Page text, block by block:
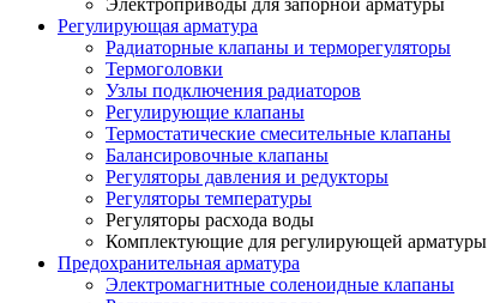
Электроприводы для запорной арматуры
Регулирующая арматура
Радиаторные клапаны и терморегуляторы
Термоголовки
Узлы подключения радиаторов
Регулирующие клапаны
Термостатические смесительные клапаны
Балансировочные клапаны
Регуляторы давления и редукторы
Регуляторы температуры
Регуляторы расхода воды
Комплектующие для регулирующей арматуры
Предохранительная арматура
Электромагнитные соленоидные клапаны